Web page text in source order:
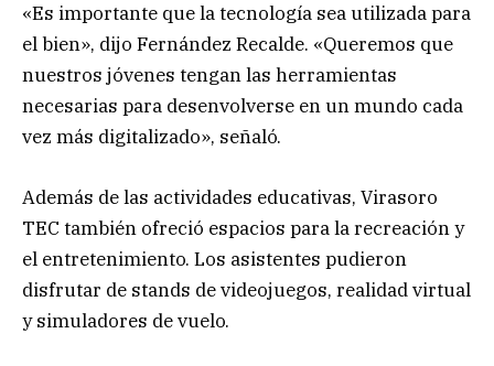
«Es importante que la tecnología sea utilizada para
el bien», dijo Fernández Recalde. «Queremos que
nuestros jóvenes tengan las herramientas
necesarias para desenvolverse en un mundo cada
vez más digitalizado», señaló.
Además de las actividades educativas, Virasoro
TEC también ofreció espacios para la recreación y
el entretenimiento. Los asistentes pudieron
disfrutar de stands de videojuegos, realidad virtual
y simuladores de vuelo.